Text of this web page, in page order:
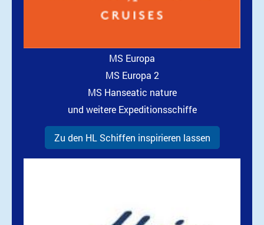
MS Europa
MS Europa 2
MS Hanseatic nature
und weitere Expeditionsschiffe
Zu den HL Schiffen inspirieren lassen